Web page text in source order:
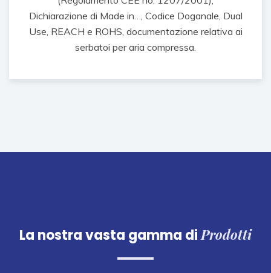
Dichiarazione di Made in…, Codice Doganale, Dual
Use, REACH e ROHS, documentazione relativa ai
serbatoi per aria compressa.
La nostra vasta gamma diProdotti